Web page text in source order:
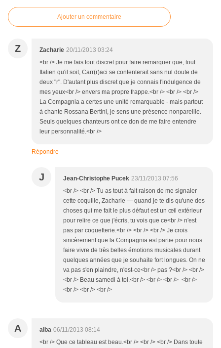
Ajouter un commentaire
Z Zacharie 20/11/2013 03:24
<br /> Je me fais tout discret pour faire remarquer que, tout
Italien qu'il soit, Carr(r)aci se contenterait sans nul doute de
deux "r". D'autant plus discret que je connais l'indulgence de
mes yeux<br /> envers ma propre frappe.<br /> <br /> <br />
La Compagnia a certes une unité remarquable - mais partout
à chante Rossana Bertini, je sens une présence nonpareille.
Seuls quelques chanteurs ont ce don de me faire entendre
leur personnalité.<br />
Répondre
J Jean-Christophe Pucek 23/11/2013 07:56
<br /> <br /> Tu as tout à fait raison de me signaler
cette coquille, Zacharie — quand je te dis qu'une des
choses qui me fait le plus défaut est un œil extérieur
pour relire ce que j'écris, tu vois que ce<br /> n'est
pas par coquetterie.<br /> <br /> <br /> Je crois
sincèrement que la Compagnia est partie pour nous
faire vivre de très belles émotions musicales durant
quelques années que je souhaite fort longues. On ne
va pas s'en plaindre, n'est-ce<br /> pas ?<br /> <br />
<br /> Beau samedi à toi.<br /> <br /> <br /> <br />
<br /> <br /> <br />
A alba 06/11/2013 08:14
<br /> Que ce tableau est beau.<br /> <br /> <br /> Dans toute